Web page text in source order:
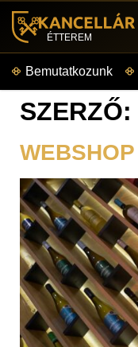
ÉTTEREM
Bemutatkozunk
SZERZŐ:
WEBSHOP